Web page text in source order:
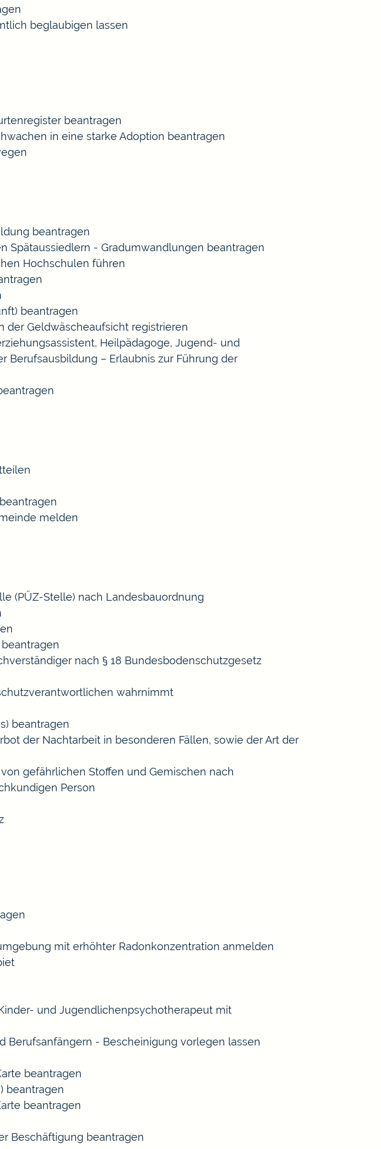
beglaubigen lassen
beantragen
in eine starke Adoption beantragen
beantragen
Spätaussiedlern - Gradumwandlungen beantragen
Hochschulen führen
beantragen
der Geldwäscheaufsicht registrieren
Heilpädagoge, Jugend- und
Berufsausbildung – Erlaubnis zur Führung der
melden
(PÜZ-Stelle) nach Landesbauordnung
nach § 18 Bundesbodenschutzgesetz
wahrnimmt
beantragen
der Nachtarbeit in besonderen Fällen, sowie der Art der
gefährlichen Stoffen und Gemischen nach
Person
mit erhöhter Radonkonzentration anmelden
und Jugendlichenpsychotherapeut mit
- Bescheinigung vorlegen lassen
beantragen
beantragen
beantragen
Beschäftigung beantragen